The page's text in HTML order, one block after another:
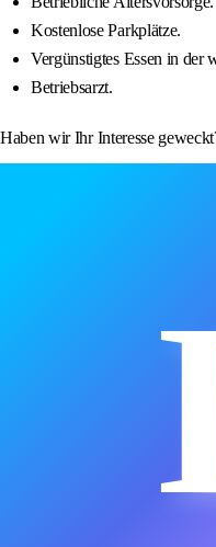
Kostenlose Parkplätze.
Vergünstigtes Essen in der
Betriebsarzt.
Haben wir Ihr Interesse